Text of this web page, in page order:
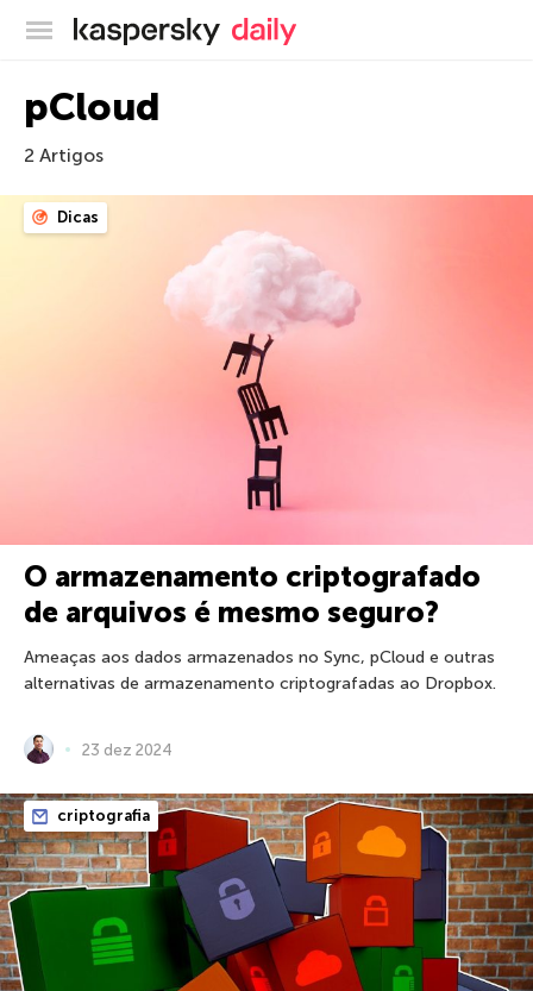
Blog oficial da Kaspersky
pCloud
2 Artigos
Dicas
O armazenamento criptografado
de arquivos é mesmo seguro?
Ameaças aos dados armazenados no Sync, pCloud e outras
alternativas de armazenamento criptografadas ao Dropbox.
23 dez 2024
criptografia